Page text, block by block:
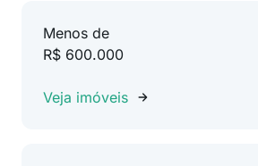
Menos de
R$ 600.000
Veja imóveis